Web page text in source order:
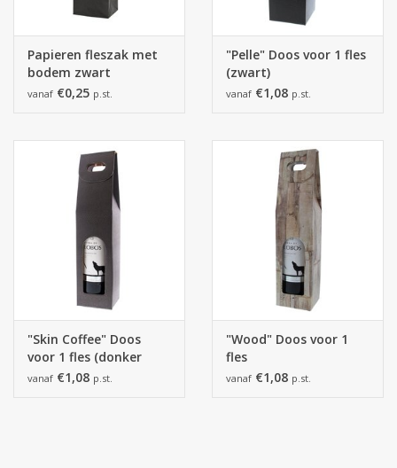
Papieren fleszak met
bodem zwart
vanaf €0,25 p.st.
"Pelle" Doos voor 1 fles
(zwart)
vanaf €1,08 p.st.
"Skin Coffee" Doos
voor 1 fles (donker
grijs)
vanaf €1,08 p.st.
"Wood" Doos voor 1
fles
vanaf €1,08 p.st.